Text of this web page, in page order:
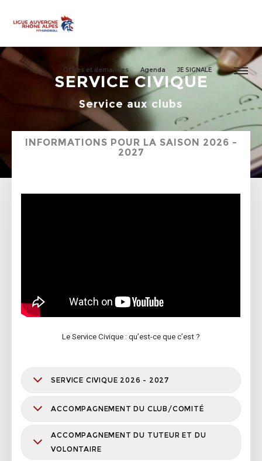
Offres et demandes Agenda JE SIGNALE
SERVICE CIVIQUE
Service aux clubs
INFORMATIONS POUR LA SAISON 2026 –
2027
Le Service Civique : qu’est-ce que c’est ?
SERVICE CIVIQUE 2026 - 2027
ACCOMPAGNEMENT DU CLUB/COMITÉ
ACCOMPAGNEMENT DU TUTEUR ET DU
VOLONTAIRE